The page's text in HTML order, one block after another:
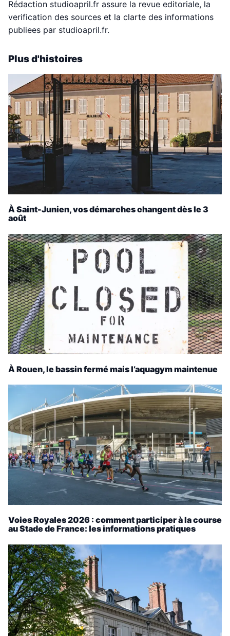
Rédaction studioapril.fr assure la revue editoriale, la
verification des sources et la clarte des informations
publiees par studioapril.fr.
Plus d'histoires
À Saint-Junien, vos démarches changent dès le 3
août
À Rouen, le bassin fermé mais l’aquagym maintenue
Voies Royales 2026 : comment participer à la course
au Stade de France: les informations pratiques